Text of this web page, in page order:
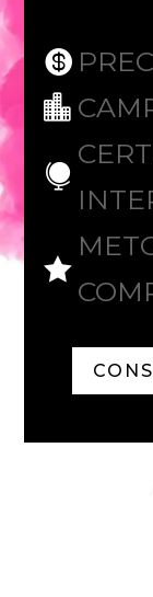



